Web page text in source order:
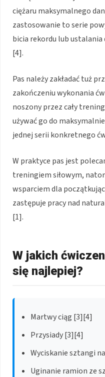
ciężaru maksymalnego
zastosowanie to serie
bicia rekordu lub
[4].
Pas należy zakładać tuż
zakończeniu wykonania
noszony przez cały
używać go do
jednej serii konkretnego
W praktyce pas jest
treningiem siłowym,
wsparciem dla
zastępuje pracy nad
[1].
W jakich
się najlepiej?
Martwy ciąg [3][4]
Przysiady [3][4]
Wyciskanie sztangi
Uginanie ramion ze